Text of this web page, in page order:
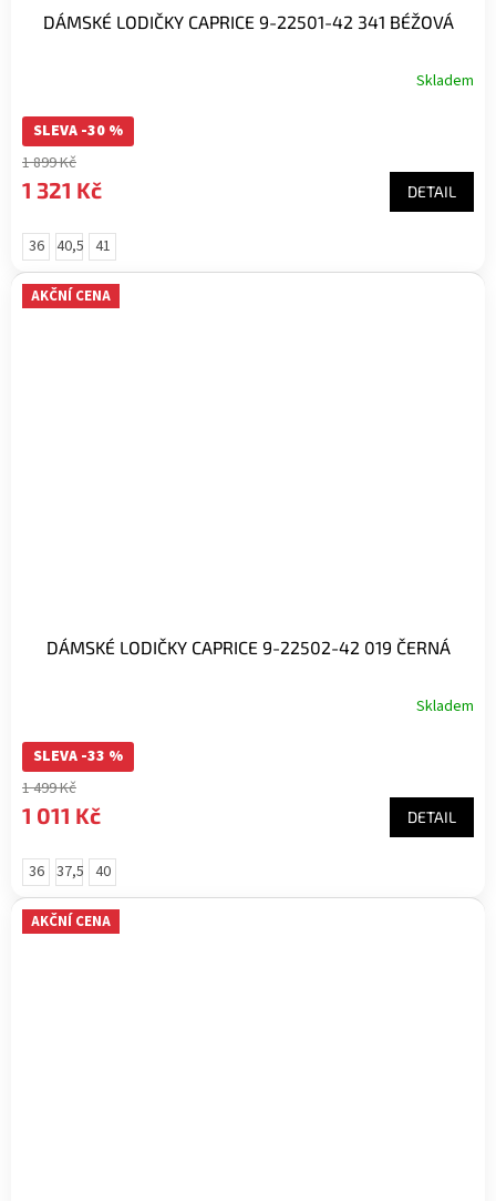
DÁMSKÉ LODIČKY CAPRICE 9-22501-42 341 BÉŽOVÁ
Skladem
SLEVA -30 %
1 899 Kč
1 321 Kč DETAIL
36 40,5 41
AKČNÍ CENA
DÁMSKÉ LODIČKY CAPRICE 9-22502-42 019 ČERNÁ
Skladem
SLEVA -33 %
1 499 Kč
1 011 Kč DETAIL
36 37,5 40
AKČNÍ CENA